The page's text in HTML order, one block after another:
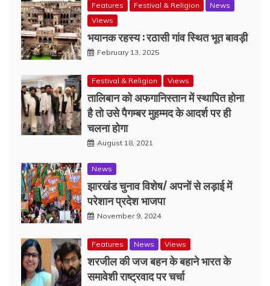
Features Festival & Religion
News
Views
भयानक रहस्य : रठासी गांव स्थित भूत बावड़ी
February 13, 2025
Festival & Religion Views
तालिबान को अफगानिस्तान में स्थापित होना
है तो उसे पैगम्बर मुहम्मद के आदर्श पर ही
चलना होगा
August 18, 2021
News
झारखंड चुनाव विशेष/ अपनों से लड़ाई में
परेशान प्रदेश भाजपा
November 9, 2024
Features News Views
शरजील की जज बहन के बहाने भारत के
समावेशी राष्ट्रवाद पर चर्चा